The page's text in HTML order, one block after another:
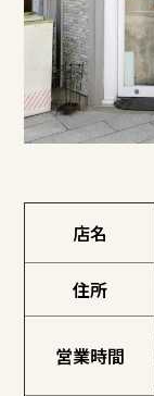
店名
住所
営業時間